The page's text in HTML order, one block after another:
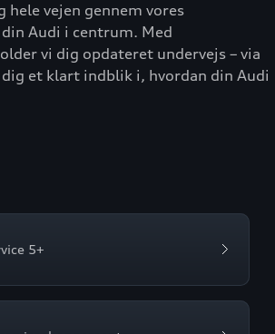
vejen gennem vores
Audi i centrum. Med
vi dig opdateret undervejs – via
et klart indblik i, hvordan din Audi
5+